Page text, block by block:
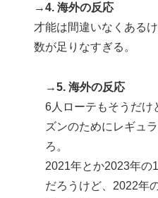
→4. 海外の反応
才能は間違いなくある
数が足りなすぎる。
→5. 海外の反応
6人ローテもそうだけ
ズンのためにレギュ
ろ。
2021年とか2023年の
だろうけど、2022年